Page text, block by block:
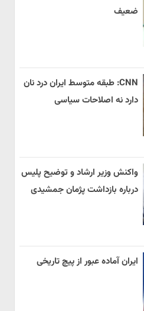
ضعیف
CNN: طبقه متوسط ایران درد نان
دارد نه اصلاحات سیاسی
واکنش وزیر ارشاد و توضیح پلیس
درباره بازداشت پژمان جمشیدی
ایران آماده عبور از پیچ تاریخی